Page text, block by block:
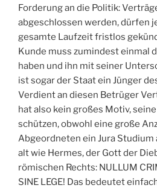
Forderung an die Politik:
abgeschlossen werden, dürfen
gesamte Laufzeit fristlos
Kunde muss zumindest einmal
haben und ihn mit seiner
ist sogar der Staat ein Jünger
Verdient an diesen Betrüger
hat also kein großes Motiv,
schützen, obwohl eine große
Abgeordneten ein Jura Studium
alt wie Hermes, der Gott der
römischen Rechts: NULLUM
SINE LEGE! Das bedeutet